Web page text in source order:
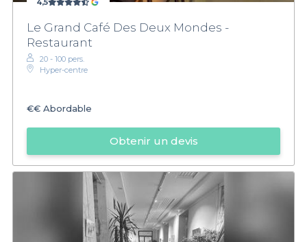
Le Grand Café Des Deux Mondes -
Restaurant
20 - 100 pers.
Hyper-centre
€€ Abordable
Obtenir un devis